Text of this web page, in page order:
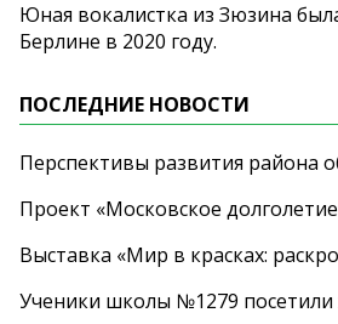
Юная вокалистка из Зюзина
Берлине в 2020 году.
ПОСЛЕДНИЕ НОВОСТИ
Перспективы развития района
Проект «Московское
Выставка «Мир в красках:
Ученики школы №1279